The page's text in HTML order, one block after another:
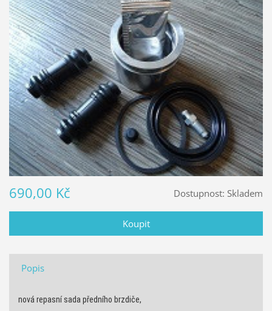
Dostupnost: Skladem
690,00 Kč
Popis
nová repasní sada předního brzdiče,